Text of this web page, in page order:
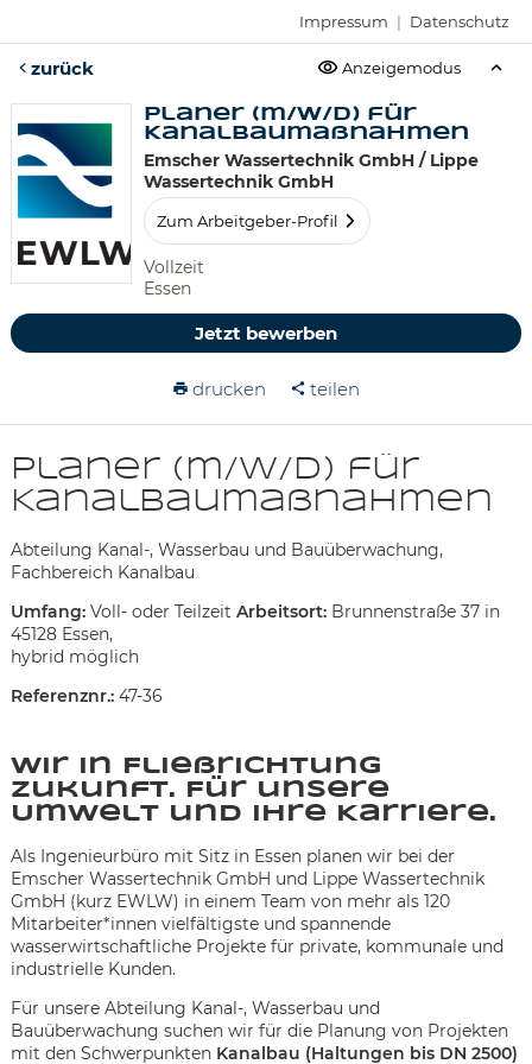
Impressum | Datenschutz
zurück Anzeigemodus
Planer (m/w/d) für
Kanalbaumaßnahmen
Emscher Wassertechnik GmbH / Lippe
Wassertechnik GmbH
Zum Arbeitgeber-Profil
Vollzeit
Essen
Jetzt bewerben
drucken teilen
Planer (m/w/d) für
Kanalbaumaßnahmen
Abteilung Kanal-, Wasserbau und Bauüberwachung,
Fachbereich Kanalbau
Umfang:Voll- oder Teilzeit Arbeitsort:Brunnenstraße 37 in
45128 Essen,
hybrid möglich
Referenznr.:47-36
Wir in Fließrichtung
Zukunft. Für unsere
Umwelt und Ihre Karriere.
Als Ingenieurbüro mit Sitz in Essen planen wir bei der
Emscher Wassertechnik GmbH und Lippe Wassertechnik
GmbH (kurz EWLW) in einem Team von mehr als 120
Mitarbeiter*innen vielfältigste und spannende
wasserwirtschaftliche Projekte für private, kommunale und
industrielle Kunden.
Für unsere Abteilung Kanal-, Wasserbau und
Bauüberwachung suchen wir für die Planung von Projekten
mit den Schwerpunkten Kanalbau (Haltungen bis DN 2500)